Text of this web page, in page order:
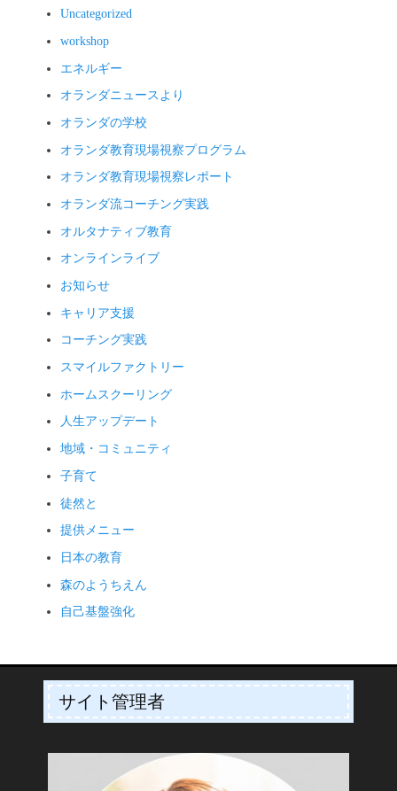
Uncategorized
workshop
エネルギー
オランダニュースより
オランダの学校
オランダ教育現場視察プログラム
オランダ教育現場視察レポート
オランダ流コーチング実践
オルタナティブ教育
オンラインライブ
お知らせ
キャリア支援
コーチング実践
スマイルファクトリー
ホームスクーリング
人生アップデート
地域・コミュニティ
子育て
徒然と
提供メニュー
日本の教育
森のようちえん
自己基盤強化
サイト管理者